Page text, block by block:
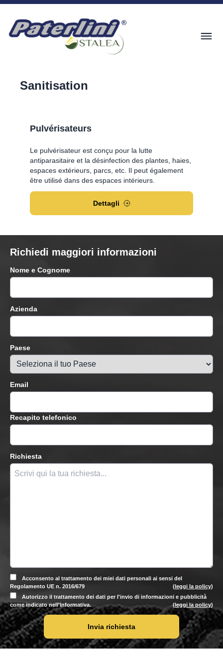
Sanitisation
Pulvérisateurs
Le pulvérisateur est conçu pour la lutte
antiparasitaire et la désinfection des plantes, haies,
espaces extérieurs, parcs, etc. Il peut également
être utilisé dans des espaces intérieurs.
Dettagli
Richiedi maggiori informazioni
Nome e Cognome
Azienda
Paese
Email
Recapito telefonico
Richiesta
Acconsento al trattamento dei miei dati personali ai sensi del
Regolamento UE n. 2016/679
(leggi la policy)
Autorizzo il trattamento dei dati per l'invio di informazioni e pubblicità
come indicato nell'Informativa.
(leggi la policy)
Invia richiesta